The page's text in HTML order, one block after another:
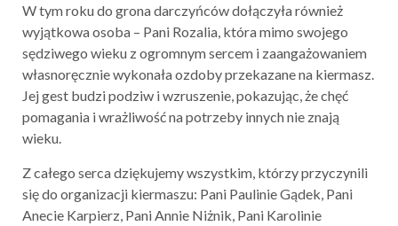
W tym roku do grona darczyńców dołączyła również
wyjątkowa osoba – Pani Rozalia, która mimo swojego
sędziwego wieku z ogromnym sercem i zaangażowaniem
własnoręcznie wykonała ozdoby przekazane na kiermasz.
Jej gest budzi podziw i wzruszenie, pokazując, że chęć
pomagania i wrażliwość na potrzeby innych nie znają
wieku.
Z całego serca dziękujemy wszystkim, którzy przyczynili
się do organizacji kiermaszu: Pani Paulinie Gądek, Pani
Anecie Karpierz, Pani Annie Niżnik, Pani Karolinie